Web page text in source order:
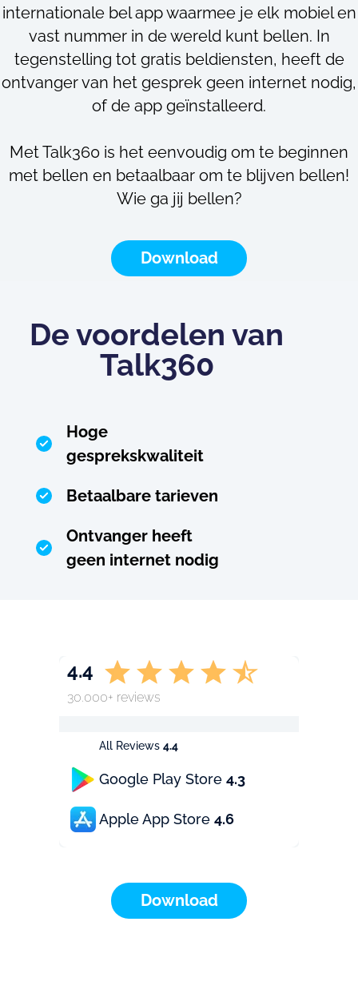
internationale bel app waarmee je elk mobiel en
vast nummer in de wereld kunt bellen. In
tegenstelling tot gratis beldiensten, heeft de
ontvanger van het gesprek geen internet nodig,
of de app geïnstalleerd.
Met Talk360 is het eenvoudig om te beginnen
met bellen en betaalbaar om te blijven bellen!
Wie ga jij bellen?
Download
De voordelen van
Talk360
Hoge
gesprekskwaliteit
Betaalbare tarieven
Ontvanger heeft
geen internet nodig
All Reviews 4.4
Google Play Store 4.3
Apple App Store 4.6
4.4
30.000+ reviews
Download